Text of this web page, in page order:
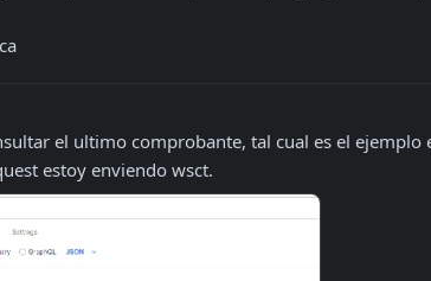
el ultimo comprobante, tal cual es el
estoy enviendo wsct.